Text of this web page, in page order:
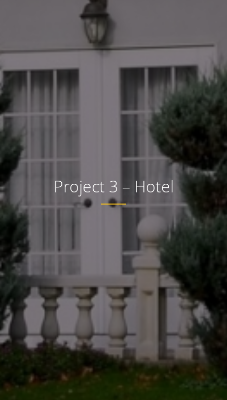
Project 3 – Hotel